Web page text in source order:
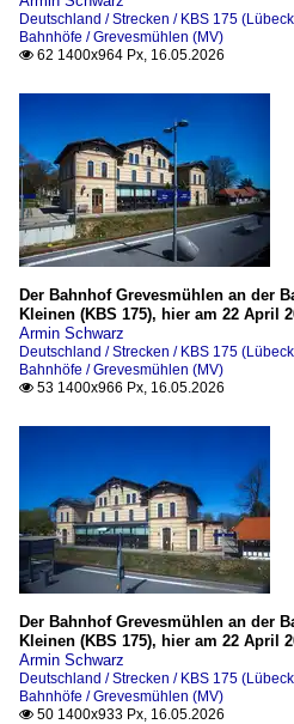
Deutschland / Strecken / KBS 175
Bahnhöfe / Grevesmühlen (MV)
 62 1400x964 Px, 16.05.2026
Der Bahnhof Grevesmühlen an der
Kleinen (KBS 175), hier am 22 April
Armin Schwarz
Deutschland / Strecken / KBS 175
Bahnhöfe / Grevesmühlen (MV)
 53 1400x966 Px, 16.05.2026
Der Bahnhof Grevesmühlen an der
Kleinen (KBS 175), hier am 22 April
Armin Schwarz
Deutschland / Strecken / KBS 175
Bahnhöfe / Grevesmühlen (MV)
 50 1400x933 Px, 16.05.2026